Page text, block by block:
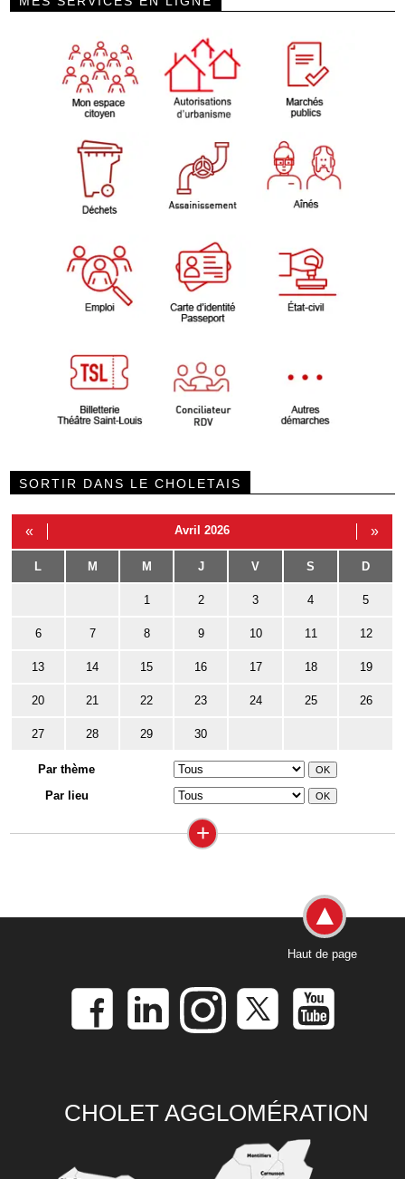
SORTIR DANS LE CHOLETAIS
« Avril 2026 »
L M M J V S D
1 2 3 4 5
6 7 8 9 10 11 12
13 14 15 16 17 18 19
20 21 22 23 24 25 26
27 28 29 30
Par thème
Par lieu
+
Haut de page
CHOLET AGGLOMÉRATION